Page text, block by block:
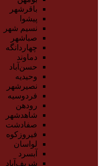
باقرشهر
پیشوا
نسیم شهر
صباشهر
چهاردانگه
دماوند
حسن‌آباد
وحیدیه
نصیرشهر
فردوسیه
رودهن
شاهدشهر
صفادشت
فیروزکوه
لواسان
آبسرد
شریف‌آباد